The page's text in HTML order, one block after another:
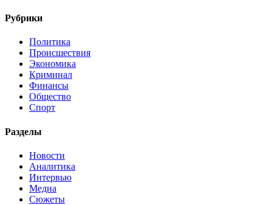
Рубрики
Политика
Происшествия
Экономика
Криминал
Финансы
Общество
Спорт
Разделы
Новости
Аналитика
Интервью
Медиа
Сюжеты